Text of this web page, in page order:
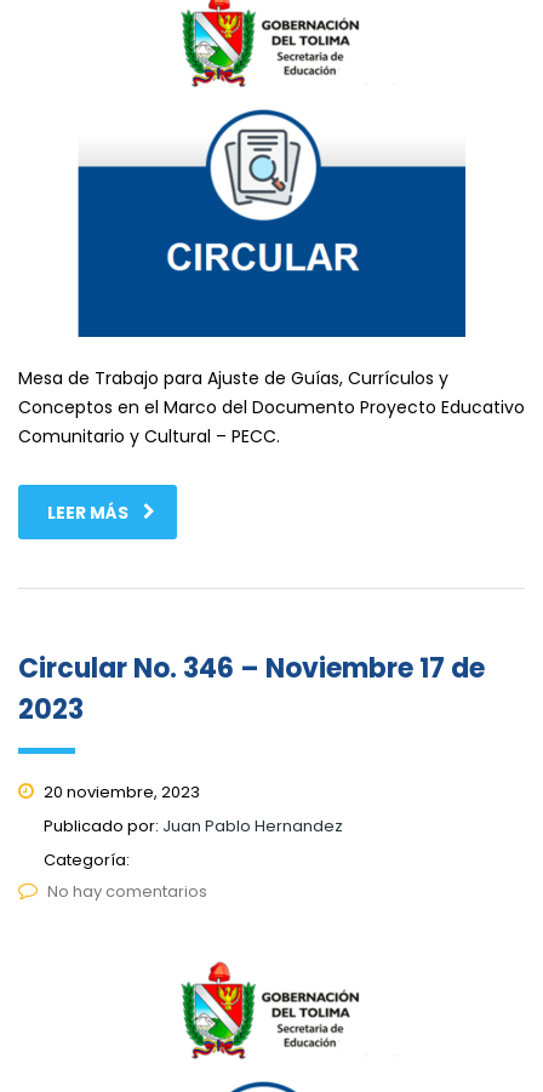
Mesa de Trabajo para Ajuste de Guías, Currículos y
Conceptos en el Marco del Documento Proyecto Educativo
Comunitario y Cultural – PECC.
LEER MÁS
Circular No. 346 – Noviembre 17 de
2023
20 noviembre, 2023
Publicado por: Juan Pablo Hernandez
Categoría:
No hay comentarios